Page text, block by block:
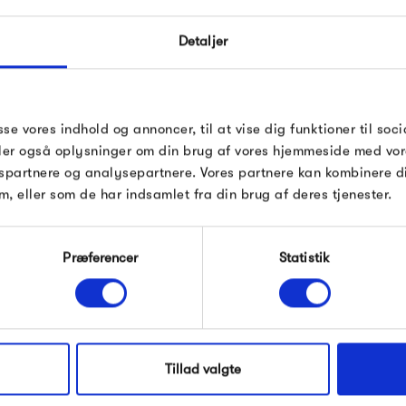
Detaljer
vores indhold og annoncer, til at vise dig funktioner til
også oplysninger om din brug af vores hjemmeside med
og analysepartnere. Vores partnere kan kombinere
eller som de har indsamlet fra din brug af deres tjenester.
Præferencer Statistik
Tillad valgte
tid inden leveringen.
Fragtmænd. Vi kan
gods, og leverer med en
</>
os.
du har modtaget din
men de leveres
den sidste vare.
til at afsende din vare
kan sende en mail
som du
Du kan vælge, at din ordre
ansvar. Det kan være en
den i dagtimerne.
Ved bestilling skal du blot
ordren. Husk at tage
din adresse. Er du i tvivl,
Aftalt leveringsdato
Ønsker du levering til en
afsendelsen af din ordre.
leveringsdato i feltet til
kontaktes, når din ordre